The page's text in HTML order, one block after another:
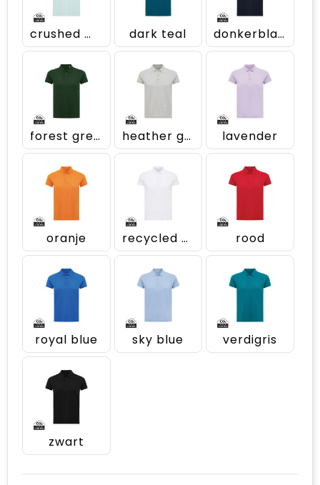
crushed mint dark teal donkerblauw
forest green heather grey lavender
oranje recycled white rood
royal blue sky blue verdigris
zwart